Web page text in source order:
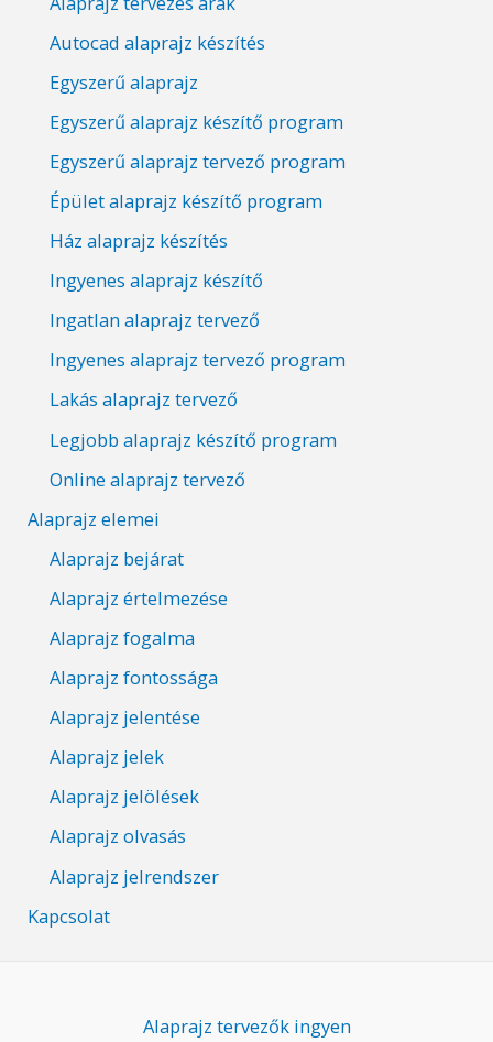
Autocad alaprajz készítés
Egyszerű alaprajz
Egyszerű alaprajz készítő program
Egyszerű alaprajz tervező program
Épület alaprajz készítő program
Ház alaprajz készítés
Ingyenes alaprajz készítő
Ingatlan alaprajz tervező
Ingyenes alaprajz tervező program
Lakás alaprajz tervező
Legjobb alaprajz készítő program
Online alaprajz tervező
Alaprajz elemei
Alaprajz bejárat
Alaprajz értelmezése
Alaprajz fogalma
Alaprajz fontossága
Alaprajz jelentése
Alaprajz jelek
Alaprajz jelölések
Alaprajz olvasás
Alaprajz jelrendszer
Kapcsolat
Alaprajz tervezők ingyen